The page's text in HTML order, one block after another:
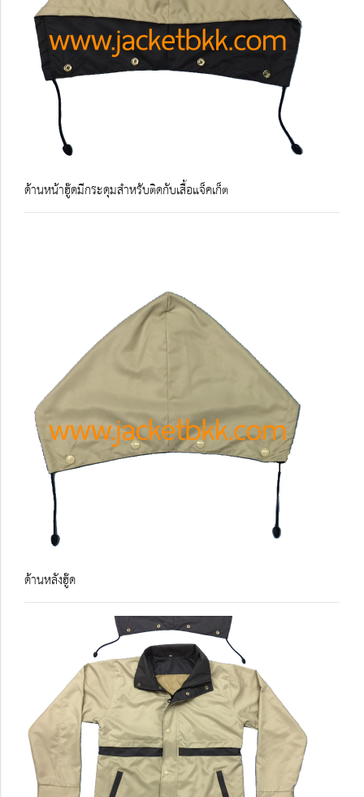
ด้านหน้าฮู๊ดมีกระดุมสำหรับติดกับเสื้อแจ็คเก็ต
ด้านหลังฮู๊ด